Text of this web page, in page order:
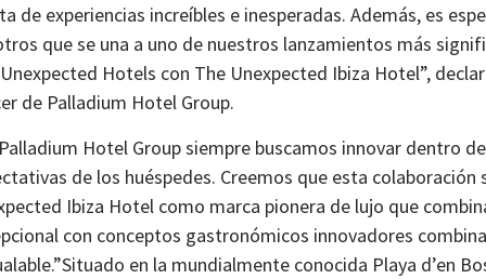
de experiencias increíbles e inesperadas. Además, es
que se una a uno de nuestros lanzamientos más
Hotels con The Unexpected Ibiza Hotel”,
de Palladium Hotel Group.
Hotel Group siempre buscamos innovar dentro
de los huéspedes. Creemos que esta
Ibiza Hotel como marca pionera de lujo que
con conceptos gastronómicos innovadores
en la mundialmente conocida Playa d’en